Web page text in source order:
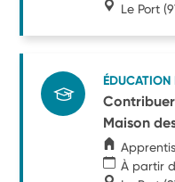
Le Port
ÉDUCATION
Maison
À partir